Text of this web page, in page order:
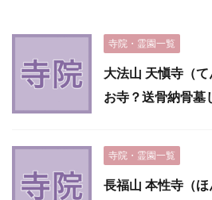
寺院・霊園一覧
大法山 天愼寺（
お寺？送骨納骨墓
寺院・霊園一覧
長福山 本性寺（